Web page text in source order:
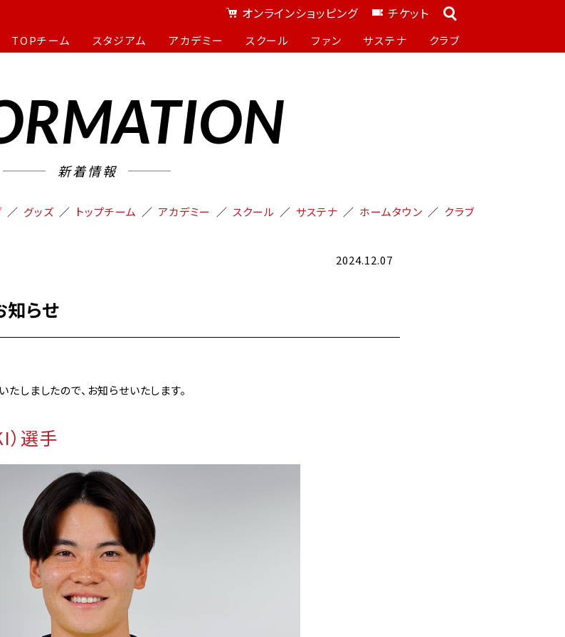
オンラインショッピング チケット
TOPチーム スタジアム アカデミー スクール ファン サステナ クラブ
新着情報
グッズ トップチーム アカデミー スクール サステナ ホームタウン クラブ
2024.12.07
らせ
しましたので、お知らせいたします。
）選手